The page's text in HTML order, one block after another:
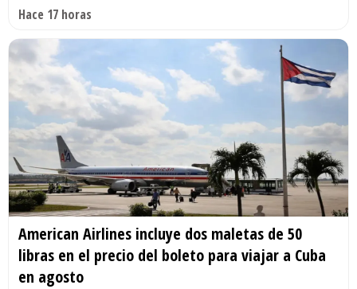
Hace 17 horas
American Airlines incluye dos maletas de 50
libras en el precio del boleto para viajar a Cuba
en agosto